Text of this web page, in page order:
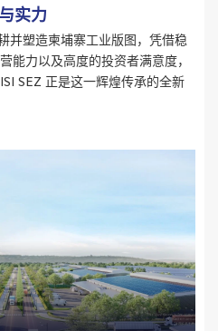
实力
并塑造柬埔寨工业版图，凭借稳
能力以及高度的投资者满意度，
SEZ 正是这一辉煌传承的全新